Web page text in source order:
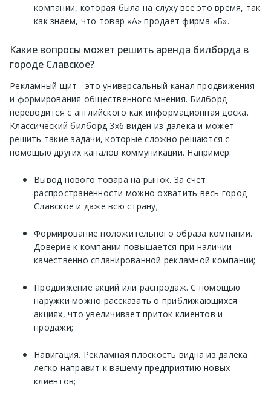
компании, которая была на слуху все это время, так
как знаем, что товар «А» продает фирма «Б».
Какие вопросы может решить аренда билборда в
городе Славское?
Рекламный щит - это универсальный канал продвижения
и формирования общественного мнения. Билборд
переводится с английского как информационная доска.
Классический билборд 3х6 виден из далека и может
решить такие задачи, которые сложно решаются с
помощью других каналов коммуникации. Например:
Вывод нового товара на рынок. За счет
распространенности можно охватить весь город
Славское и даже всю страну;
Формирование положительного образа компании.
Доверие к компании повышается при наличии
качественно спланированной рекламной компании;
Продвижение акций или распродаж. С помощью
наружки можно рассказать о приближающихся
акциях, что увеличивает приток клиентов и
продажи;
Навигация. Рекламная плоскость видна из далека
легко направит к вашему предприятию новых
клиентов;